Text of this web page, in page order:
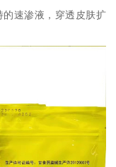
速渗液，穿透皮肤扩